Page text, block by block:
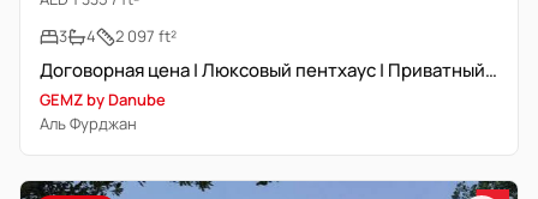
3
4 2 097 ft²
Договорная цена | Люксовый пентхаус | Приватный бассейн
GEMZ by Danube
Аль Фурджан